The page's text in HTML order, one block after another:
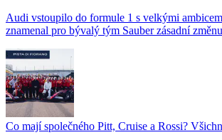
Audi vstoupilo do formule 1 s velkými
znamenal pro bývalý tým Sauber zásadní
Co mají společného Pitt, Cruise a Rossi?